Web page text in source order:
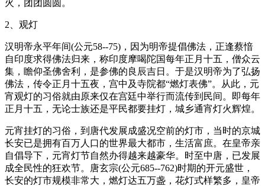
火，团团圆圆。
2、观灯
汉明帝永平年间(公元58--75)，因为明帝提倡佛法，正逢蔡愔
自印度求得佛法归来，称印度摩喝陀国每年正月十五，僧众云
集，瞻仰圣佛舍利，是参佛的良辰吉日。于是汉明帝为了弘扬
佛法，传令正月十五夜，宫中及寺院都“燃灯表佛”。从此，元
宵观灯的习俗就由原来仅在宫廷中举行而流传到民间。即每年
正月十五，无论士族还是平民都要挂灯，城乡通宵灯火辉煌。
元宵挂灯的习俗，到唐代发展成盛况空前的灯市，当时的京城
长安已是拥有百万人口的世界最大都市，生活富庶。在皇帝亲
自倡导下，元宵灯节自然办得越来越豪华。时至中唐，已发展
成全民性的狂欢节。唐玄宗(公元685--762)时期的开元盛世，
长安的灯市规模非常大，燃灯达五万盏，花灯式样繁多，皇帝